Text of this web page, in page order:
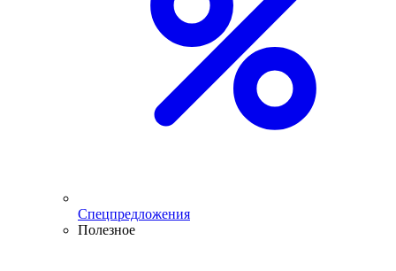
Спецпредложения
Полезное